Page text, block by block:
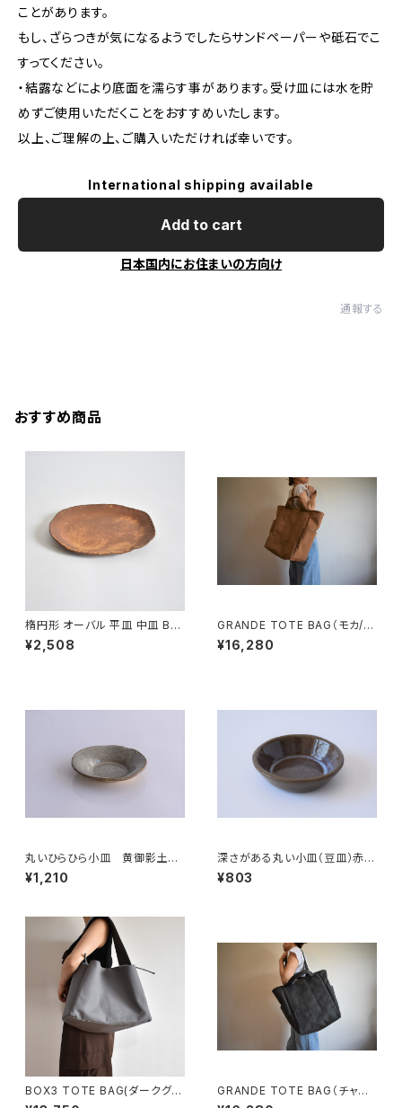
ことがあります。
もし、ざらつきが気になるようでしたらサンドペーパーや砥石でこ
すってください。
・結露などにより底面を濡らす事があります。受け皿には水を貯
めずご使用いただくことをおすすめいたします。
以上、ご理解の上、ご購入いただければ幸いです。
International shipping available
Add to cart
日本国内にお住まいの方向け
通報する
おすすめ商品
楕円形 オーバル 平皿 中皿 BS
P090
¥2,508
GRANDE TOTE BAG（モカ/ベ
ージュ）
¥16,280
丸いひらひら小皿 黄御影土×
白鼠結晶釉
¥1,210
深さがある丸い小皿（豆皿）赤土
×乳濁灰釉
¥803
BOX3 TOTE BAG(ダークグレ
ー)
GRANDE TOTE BAG（チャコ
ール/グレー）